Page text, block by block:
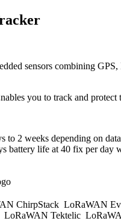
sensors combining
you to track and
to 2 weeks depending on
battery life at 40 fix per day
ChirpStack LoRaWAN
LoRaWAN Tektelic